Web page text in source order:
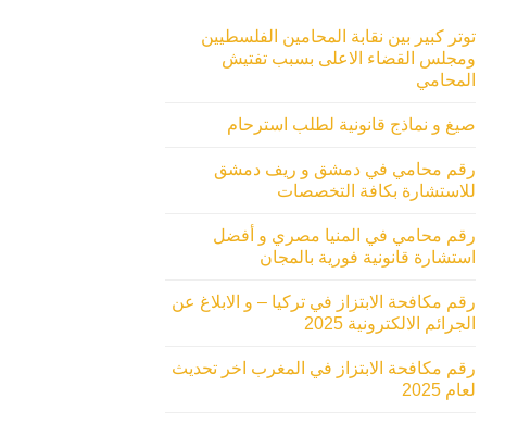
توتر كبير بين نقابة المحامين الفلسطيين
ومجلس القضاء الاعلى بسبب تفتيش
المحامي
صيغ و نماذج قانونية لطلب استرحام
رقم محامي في دمشق و ريف دمشق
للاستشارة بكافة التخصصات
رقم محامي في المنيا مصري و أفضل
استشارة قانونية فورية بالمجان
رقم مكافحة الابتزاز في تركيا – و الابلاغ عن
الجرائم الالكترونية 2025
رقم مكافحة الابتزاز في المغرب اخر تحديث
لعام 2025